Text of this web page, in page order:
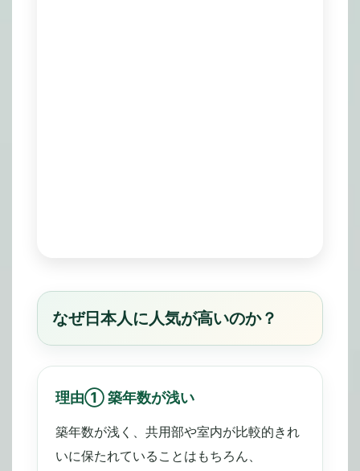
なぜ日本人に人気が高いのか？
理由① 築年数が浅い
築年数が浅く、共用部や室内が比較的きれ
いに保たれていることはもちろん、